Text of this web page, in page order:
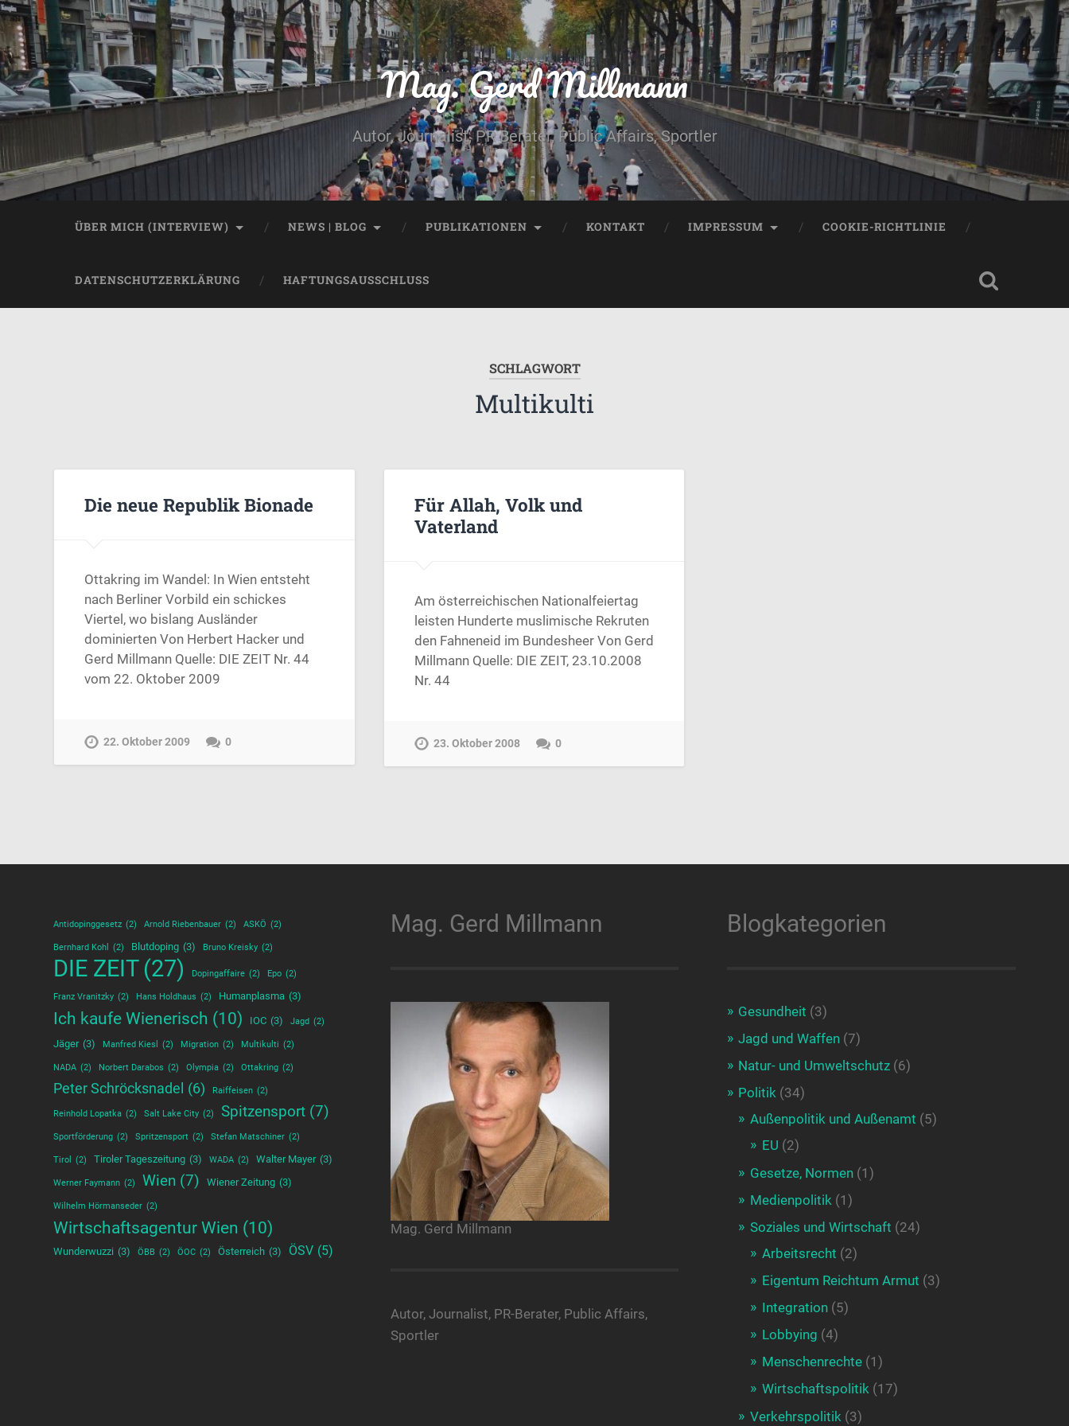
Mag. Gerd Millmann
Autor, Journalist, PR Berater, Public Affairs, Sportler
ÜBER MICH (INTERVIEW) NEWS | BLOG PUBLIKATIONEN KONTAKT IMPRESSUM COOKIE-RICHTLINIE
DATENSCHUTZERKLÄRUNG HAFTUNGSAUSSCHLUSS
SCHLAGWORT
Multikulti
Die neue Republik Bionade
Ottakring im Wandel: In Wien entsteht
nach Berliner Vorbild ein schickes
Viertel, wo bislang Ausländer
dominierten Von Herbert Hacker und
Gerd Millmann Quelle: DIE ZEIT Nr. 44
vom 22. Oktober 2009
22. Oktober 2009 0
Für Allah, Volk und
Vaterland
Am österreichischen Nationalfeiertag
leisten Hunderte muslimische Rekruten
den Fahneneid im Bundesheer Von Gerd
Millmann Quelle: DIE ZEIT, 23.10.2008
Nr. 44
23. Oktober 2008 0
Antidopinggesetz (2) Arnold Riebenbauer (2) ASKÖ (2)
Bernhard Kohl (2) Blutdoping (3) Bruno Kreisky (2)
DIE ZEIT (27) Dopingaffaire (2) Epo (2)
Franz Vranitzky (2) Hans Holdhaus (2) Humanplasma (3)
Ich kaufe Wienerisch (10) IOC (3) Jagd (2)
Jäger (3) Manfred Kiesl (2) Migration (2) Multikulti (2)
NADA (2) Norbert Darabos (2) Olympia (2) Ottakring (2)
Peter Schröcksnadel (6) Raiffeisen (2)
Reinhold Lopatka (2) Salt Lake City (2) Spitzensport (7)
Sportförderung (2) Spritzensport (2) Stefan Matschiner (2)
Tirol (2) Tiroler Tageszeitung (3) WADA (2) Walter Mayer (3)
Werner Faymann (2) Wien (7) Wiener Zeitung (3)
Wilhelm Hörmanseder (2)
Wirtschaftsagentur Wien (10)
Wunderwuzzi (3) ÖBB (2) ÖOC (2) Österreich (3) ÖSV (5)
Mag. Gerd Millmann
Mag. Gerd Millmann
Autor, Journalist, PR-Berater, Public Affairs,
Sportler
Blogkategorien
Gesundheit (3)
Jagd und Waffen(7)
Natur- und Umweltschutz(6)
Politik(34)
Außenpolitik und Außenamt (5)
EU (2)
Gesetze, Normen(1)
Medienpolitik(1)
Soziales und Wirtschaft (24)
Arbeitsrecht (2)
Eigentum Reichtum Armut (3)
Integration(5)
Lobbying (4)
Menschenrechte(1)
Wirtschaftspolitik(17)
Verkehrspolitik(3)